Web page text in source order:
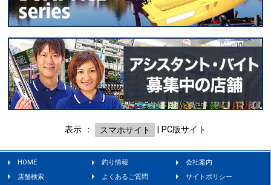
表示 ： スマホサイト PC版サイト
HOME 釣り情報
会社案内
店舗検索
よくあるご質問
サイトポリシー